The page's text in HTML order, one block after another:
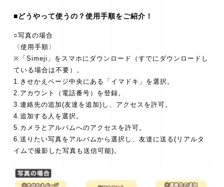
■どうやって使うの？使用手順をご紹介！
○写真の場合
〈使用手順〉
※「Simeji」をスマホにダウンロード（すでにダウンロードし
ている場合は不要）。
1.きせかえページ中央にある「イマドキ」を選択。
2.アカウント（電話番号）を登録。
3.連絡先の追加(友達を追加)し、アクセスを許可。
4.追加する人を選択。
5.カメラとアルバムへのアクセスを許可。
6.送りたい写真をアルバムから選択し、友達に送る(リアルタ
イムで撮影した写真も送信可能)。